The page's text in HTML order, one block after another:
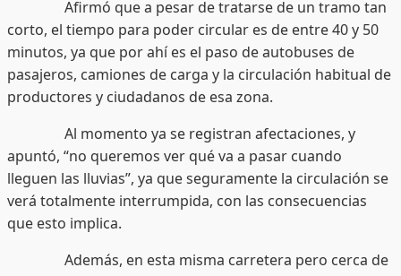
Afirmó que a pesar de tratarse de un tramo tan
corto, el tiempo para poder circular es de entre 40 y 50
minutos, ya que por ahí es el paso de autobuses de
pasajeros, camiones de carga y la circulación habitual de
productores y ciudadanos de esa zona.
Al momento ya se registran afectaciones, y
apuntó, “no queremos ver qué va a pasar cuando
lleguen las lluvias”, ya que seguramente la circulación se
verá totalmente interrumpida, con las consecuencias
que esto implica.
Además, en esta misma carretera pero cerca de